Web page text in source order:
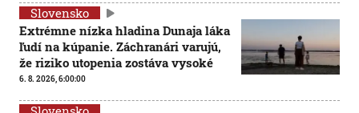
Slovensko
Extrémne nízka hladina Dunaja láka
ľudí na kúpanie. Záchranári varujú,
že riziko utopenia zostáva vysoké
6. 8. 2026, 6:00:00